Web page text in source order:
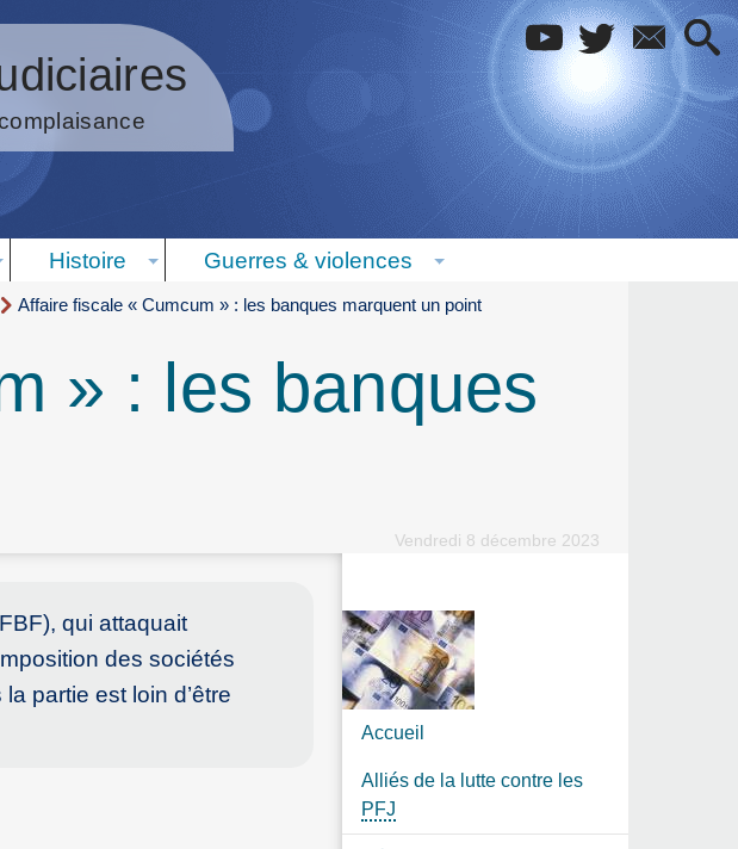
Histoire Guerres & violences
Affaire fiscale « Cumcum » : les banques marquent un point
» : les banques
Vendredi 8 décembre 2023
qui attaquait
des sociétés
partie est loin d’être
Accueil
Alliés de la lutte contre les
PFJ